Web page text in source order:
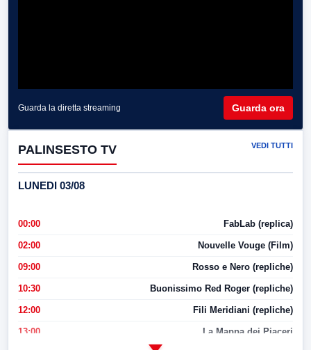
Guarda la diretta streaming Guarda ora
PALINSESTO TV VEDI TUTTI
LUNEDI 03/08
00:00 FabLab (replica)
02:00 Nouvelle Vouge (Film)
09:00 Rosso e Nero (repliche)
10:30 Buonissimo Red Roger (repliche)
12:00 Fili Meridiani (repliche)
13:00 La Mappa dei Piaceri